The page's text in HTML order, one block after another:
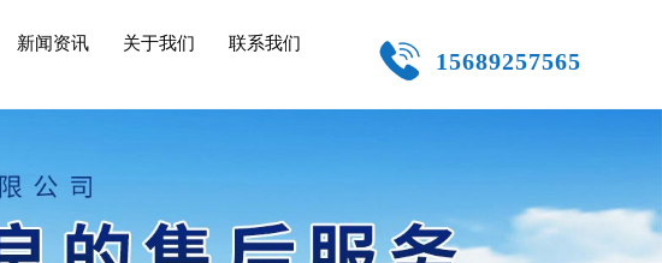
15689257565
新闻资讯 关于我们 联系我们